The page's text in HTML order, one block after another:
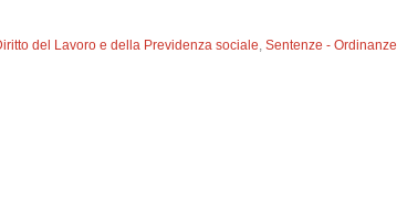
del Lavoro e della Previdenza sociale,Sentenze - Ordinanze